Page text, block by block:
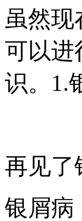
虽然
可以进
识。1.
再见了
银屑病